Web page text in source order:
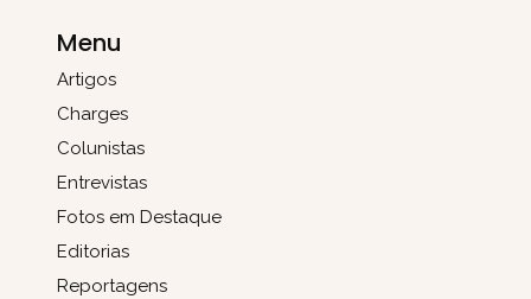
Menu
Artigos
Charges
Colunistas
Entrevistas
Fotos em Destaque
Editorias
Reportagens